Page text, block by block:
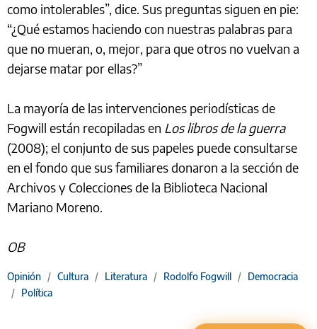
como intolerables”, dice. Sus preguntas siguen en pie:
“¿Qué estamos haciendo con nuestras palabras para
que no mueran, o, mejor, para que otros no vuelvan a
dejarse matar por ellas?”
La mayoría de las intervenciones periodísticas de
Fogwill están recopiladas en Los libros de la guerra
(2008); el conjunto de sus papeles puede consultarse
en el fondo que sus familiares donaron a la sección de
Archivos y Colecciones de la Biblioteca Nacional
Mariano Moreno.
OB
Opinión / Cultura / Literatura / Rodolfo Fogwill / Democracia
/ Política